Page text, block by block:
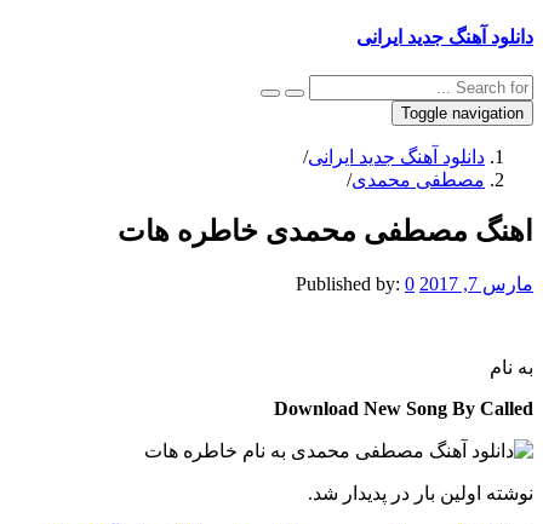
دانلود آهنگ جدید ایرانی
Toggle navigation
دانلود آهنگ جدید ایرانی/
مصطفی محمدی/
اهنگ مصطفی محمدی خاطره هات
مارس 7, 2017 Published by: 0
به نام
Download New Song By Called
نوشته اولین بار در پدیدار شد.